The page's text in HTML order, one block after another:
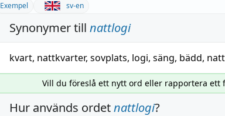
Exempel sv-en
Synonymer till nattlogi
kvart, nattkvarter, sovplats, logi, säng, bädd,
Vill du föreslå ett nytt ord eller rapportera ett
Hur används ordetnattlogi?